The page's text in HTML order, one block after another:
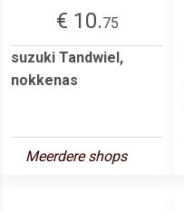
€ 10.75
suzuki Tandwiel,
nokkenas
Meerdere shops